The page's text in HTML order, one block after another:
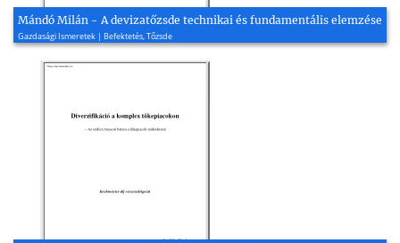
Mándó Milán - A devizatőzsde technikai és fundamentális elemzése
Gazdasági Ismeretek | Befektetés, Tőzsde